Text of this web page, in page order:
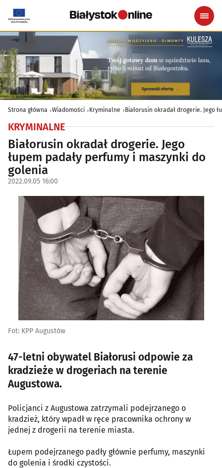
Strona główna Wiadomości Kryminalne Białorusin okradał drogerie. Jego
KRYMINALNE
Białorusin okradał drogerie. Jego
łupem padały perfumy i maszynki do
golenia
2022.09.05 16:00
Fot: KPP Augustów
47-letni obywatel Białorusi odpowie za
kradzieże w drogeriach na terenie
Augustowa.
Policjanci z Augustowa zatrzymali podejrzanego o
kradzież, który wpadł w ręce pracownika ochrony w
jednej z drogerii na terenie miasta.
Łupem podejrzanego padły głównie perfumy, maszynki
do golenia i środki czystości.